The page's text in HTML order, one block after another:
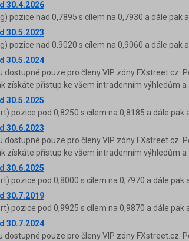
30.4.2026
pozice nad 0,7895 s cílem na 0,7930 a dále pak
30.5.2023
pozice nad 0,9020 s cílem na 0,9060 a dále pak
30.5.2024
dostupné pouze pro členy VIP zóny FXstreet.cz.
získáte přístup ke všem intradenním výhledům a
30.5.2025
pozice pod 0,8250 s cílem na 0,8185 a dále pak
30.6.2023
dostupné pouze pro členy VIP zóny FXstreet.cz.
získáte přístup ke všem intradenním výhledům a
30.6.2025
pozice pod 0,8000 s cílem na 0,7970 a dále pak
30.7.2019
pozice pod 0,9925 s cílem na 0,9870 a dále pak
30.7.2024
dostupné pouze pro členy VIP zóny FXstreet.cz.